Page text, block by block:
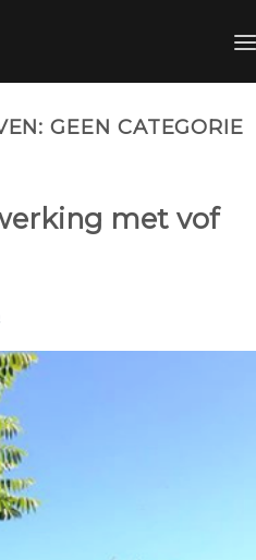
GEEN CATEGORIE
met vof